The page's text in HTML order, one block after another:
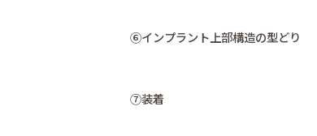
⑥インプラント上部構造の型どり
⑦装着